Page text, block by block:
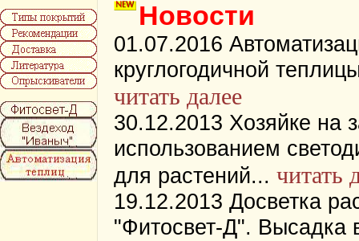
Новости
01.07.2016
круглогодичной
читать далее
30.12.2013 Хозяйке на
использованием
для растений... читать
19.12.2013 Досветка
"Фитосвет-Д". Высадка